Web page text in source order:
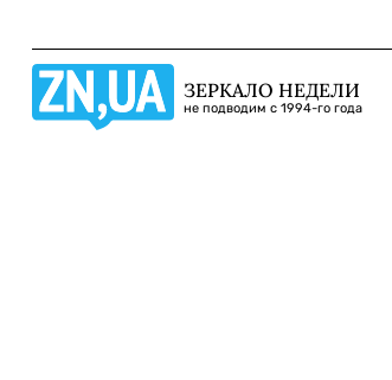
ЗЕРКАЛО НЕДЕЛИ
не подводим с 1994-го года